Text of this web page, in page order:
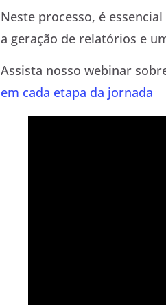
Neste processo, é essencial
a geração de relatórios e
Assista nosso webinar
em cada etapa da jornada